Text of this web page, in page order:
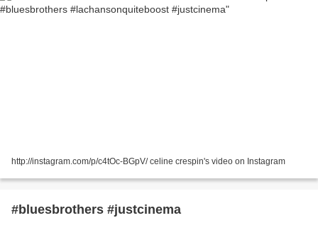
http://instagram.com/p/c4tOc-BGpV/ celine crespin's video on Instagram
#bluesbrothers #justcinema